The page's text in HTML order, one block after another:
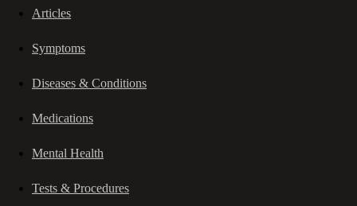
Articles
Symptoms
Diseases & Conditions
Medications
Mental Health
Tests & Procedures